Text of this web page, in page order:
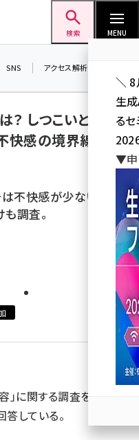
検索 MENU
SNS アクセス解析／データ分析
？ しつこいと感じ
感の境界線【ア
不快感が少ない？ オ
調査。
」に関する調査を実施し
している。
＼ 8
生
る
▼申